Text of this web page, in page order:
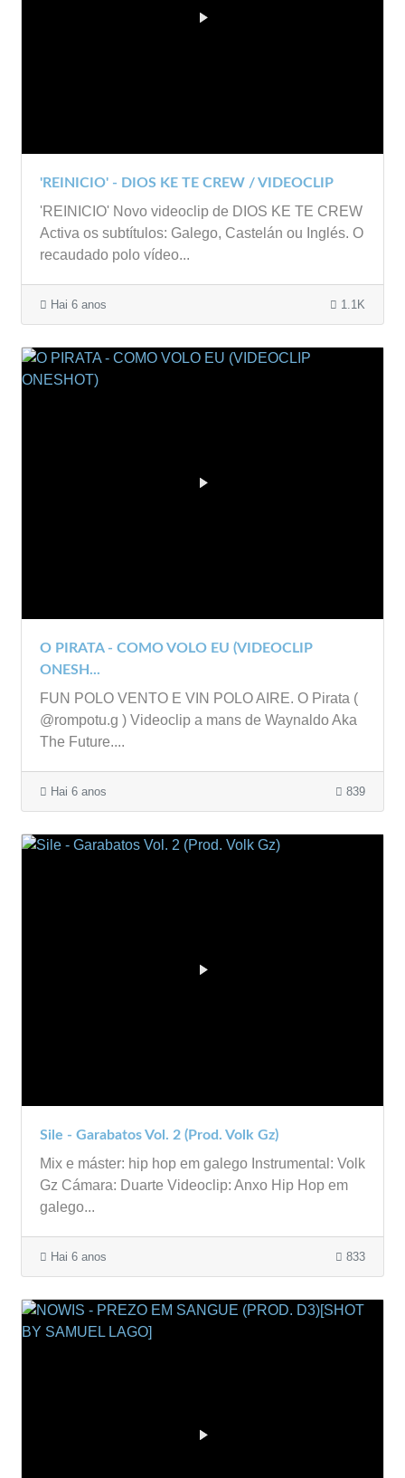
'REINICIO' - DIOS KE TE CREW / VIDEOCLIP
'REINICIO' Novo videoclip de DIOS KE TE CREW
Activa os subtítulos: Galego, Castelán ou Inglés. O
recaudado polo vídeo...
Hai 6 anos 1.1K
O PIRATA - COMO VOLO EU (VIDEOCLIP
ONESH...
FUN POLO VENTO E VIN POLO AIRE. O Pirata (
@rompotu.g ) Videoclip a mans de Waynaldo Aka
The Future....
Hai 6 anos 839
Sile - Garabatos Vol. 2 (Prod. Volk Gz)
Mix e máster: hip hop em galego Instrumental: Volk
Gz Cámara: Duarte Videoclip: Anxo Hip Hop em
galego...
Hai 6 anos 833